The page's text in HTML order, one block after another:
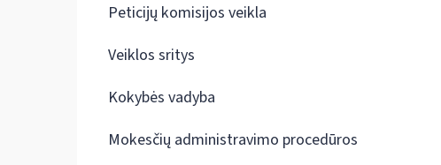
Peticijų komisijos veikla
Veiklos sritys
Kokybės vadyba
Mokesčių administravimo procedūros